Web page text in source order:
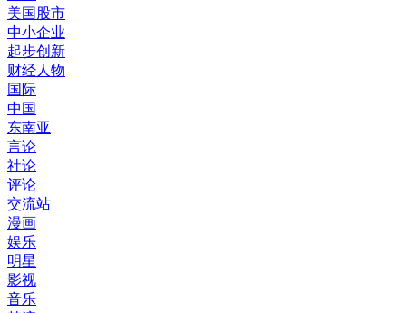
美国股市
中小企业
起步创新
财经人物
国际
中国
东南亚
言论
社论
评论
交流站
漫画
娱乐
明星
影视
音乐